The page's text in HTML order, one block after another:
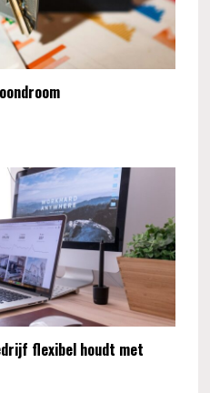
flexibel houdt met